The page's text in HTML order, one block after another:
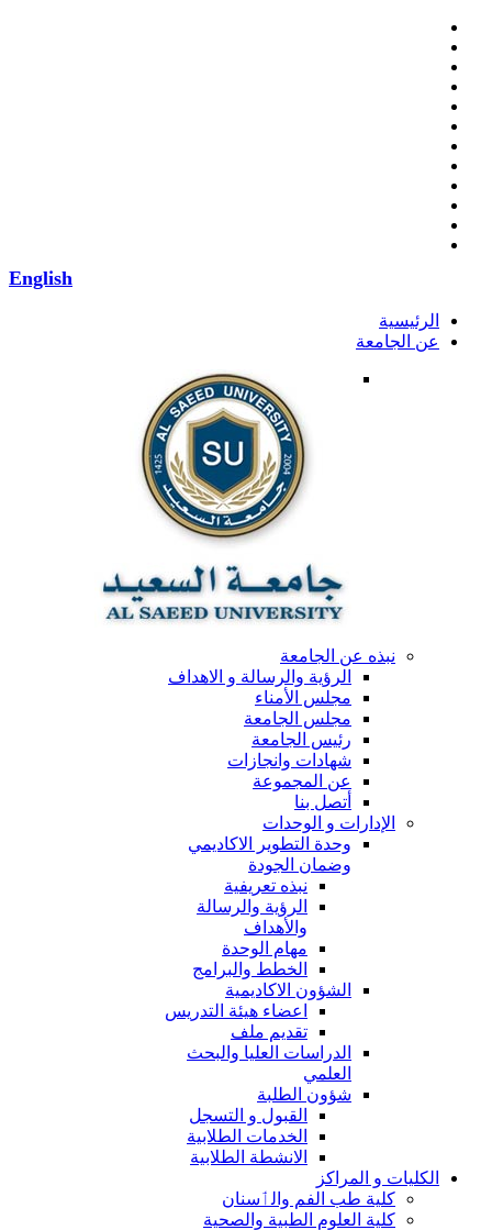
English
الرئيسية
عن الجامعة
نبذه عن الجامعة
الرؤية والرسالة و الاهداف
مجلس الأمناء
مجلس الجامعة
رئيس الجامعة
شهادات وانجازات
عن المجموعة
أتصل بنا
الإدارات و الوحدات
وحدة التطوير الاكاديمي
وضمان الجودة
نبذه تعريفية
الرؤية والرسالة
والأهداف
مهام الوحدة
الخطط والبرامج
الشؤون الاكاديمية
اعضاء هيئة التدريس
تقديم ملف
الدراسات العليا والبحث
العلمي
شؤون الطلبة
القبول و التسجل
الخدمات الطلابية
الانشطة الطلابية
الكليات و المراكز
كلية طب الفم والٲسنان
كلية العلوم الطبية والصحية